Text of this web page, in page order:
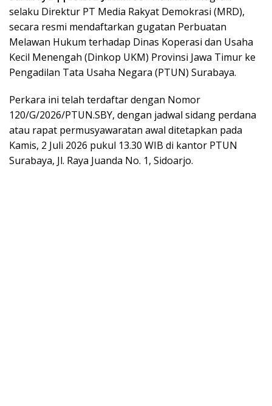
selaku Direktur PT Media Rakyat Demokrasi (MRD),
secara resmi mendaftarkan gugatan Perbuatan
Melawan Hukum terhadap Dinas Koperasi dan Usaha
Kecil Menengah (Dinkop UKM) Provinsi Jawa Timur ke
Pengadilan Tata Usaha Negara (PTUN) Surabaya.
Perkara ini telah terdaftar dengan Nomor
120/G/2026/PTUN.SBY, dengan jadwal sidang perdana
atau rapat permusyawaratan awal ditetapkan pada
Kamis, 2 Juli 2026 pukul 13.30 WIB di kantor PTUN
Surabaya, Jl. Raya Juanda No. 1, Sidoarjo.